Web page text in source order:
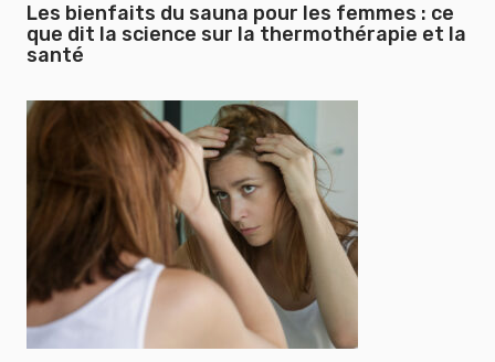
Les bienfaits du sauna pour les femmes : ce
que dit la science sur la thermothérapie et la
santé